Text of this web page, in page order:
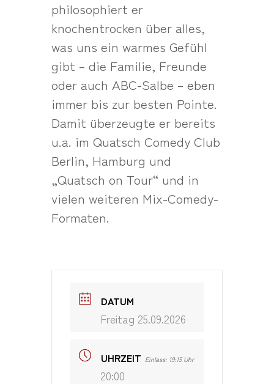
philosophiert er
knochentrocken über alles,
was uns ein warmes Gefühl
gibt – die Familie, Freunde
oder auch ABC-Salbe – eben
immer bis zur besten Pointe.
Damit überzeugte er bereits
u.a. im Quatsch Comedy Club
Berlin, Hamburg und
„Quatsch on Tour“ und in
vielen weiteren Mix-Comedy-
Formaten.
DATUM
Freitag 25.09.2026
UHRZEIT Einlass: 19:15 Uhr
20:00